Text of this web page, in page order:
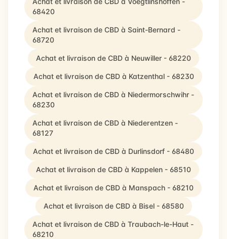
68420
Achat et livraison de CBD à Saint-Bernard -
68720
Achat et livraison de CBD à Neuwiller - 68220
Achat et livraison de CBD à Katzenthal - 68230
Achat et livraison de CBD à Niedermorschwihr -
68230
Achat et livraison de CBD à Niederentzen -
68127
Achat et livraison de CBD à Durlinsdorf - 68480
Achat et livraison de CBD à Kappelen - 68510
Achat et livraison de CBD à Manspach - 68210
Achat et livraison de CBD à Bisel - 68580
Achat et livraison de CBD à Traubach-le-Haut -
68210